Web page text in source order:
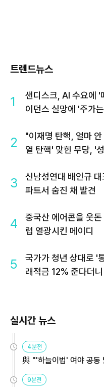
트렌드뉴스
1
샌디스크, AI 수요에
이던스 실망에 '주가
2
"이재명 탄핵, 얼마
열 탄핵' 맞힌 무당, '
3
신남성연대 배인규
파트서 숨진 채 발견
4
중국산 에어콘을 웃
럽 열광시킨 메이디
5
국가가 청년 상대로 '
래적금 12% 준다더
실시간 뉴스
4분전
與 "'하늘이법' 여야 공동
9분전